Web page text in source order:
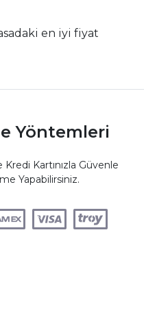
en iyi fiyat
Yöntemleri
Kartınızla Güvenle
Yapabilirsiniz.